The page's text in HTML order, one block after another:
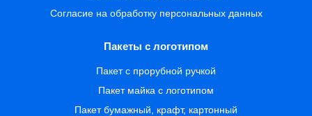
Согласие на обработку персональных данных
Пакеты с логотипом
Пакет с прорубной ручкой
Пакет майка с логотипом
Пакет бумажный, крафт, картонный